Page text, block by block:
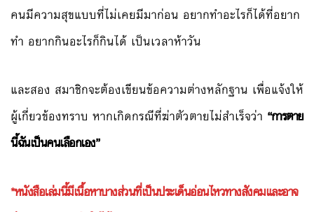
คนมีความสุขแบบที่ไม่เคยมีมาก่อน อยากทำอะไรก็ได้ที่อยาก
ทำ อยากกินอะไรก็กินได้ เป็นเวลาห้าวัน
และสอง สมาชิกจะต้องเขียนข้อความต่างหลักฐาน เพื่อแจ้งให้
ผู้เกี่ยวข้องทราบ หากเกิดกรณีที่ฆ่าตัวตายไม่สำเร็จว่า “การตาย
นี้ฉันเป็นคนเลือกเอง”
*หนังสือเล่มนี้มีเนื้อหาบางส่วนที่เป็นประเด็นอ่อนไหวทางสังคมและอาจ